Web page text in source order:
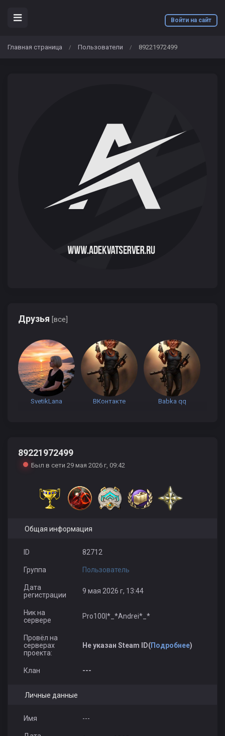
Войти на сайт
Главная страница / Пользователи / 89221972499
Друзья [все]
SvetikLana ВКонтакте Babka qq
89221972499
Был в сети 29 мая 2026 г, 09:42
Общая информация
ID 82712
Группа Пользователь
Дата
регистрации
9 мая 2026 г, 13:44
Ник на
сервере
Pro100|*_*Andrei*_*
Провёл на
серверах
проекта:
Не указан Steam ID(Подробнее)
Клан ---
Личные данные
Имя ---